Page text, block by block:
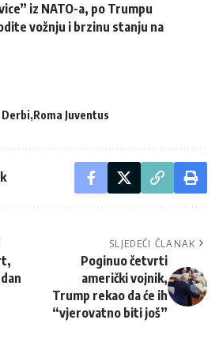
iz NATO-a, po Trumpu
vožnju i brzinu stanju na
Derbi Roma Juventus
SLJEDEĆI ČLANAK
Poginuo četvrti
američki vojnik,
Trump rekao da će ih
“vjerovatno biti još”